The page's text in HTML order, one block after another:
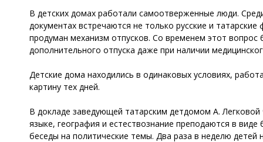
В детских домах работали самоотверженные люди.
документах встречаются не только русские и
продуман механизм отпусков. Со временем этот
дополнительного отпуска даже при наличии
Детские дома находились в одинаковых условиях,
картину тех дней.
В докладе заведующей татарским детдомом А.
языке, география и естествознание преподаются в
беседы на политические темы. Два раза в неделю